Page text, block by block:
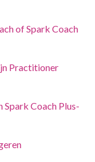
of Spark Coach
Practitioner
Spark Coach Plus-